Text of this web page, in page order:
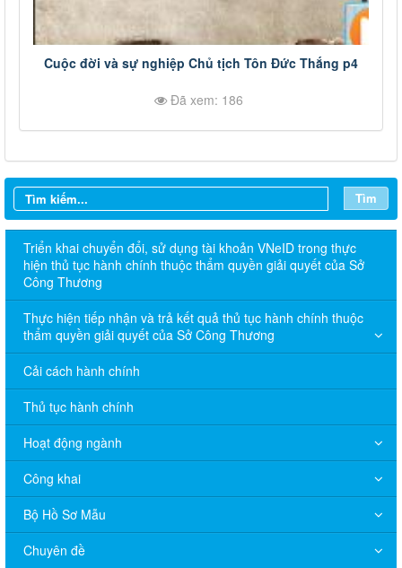
Cuộc đời và sự nghiệp Chủ tịch Tôn Đức Thắng p4
Đã xem: 186
Tìm
Triển khai chuyển đổi, sử dụng tài khoản VNeID trong thực
hiện thủ tục hành chính thuộc thẩm quyền giải quyết của Sở
Công Thương
Thực hiện tiếp nhận và trả kết quả thủ tục hành chính thuộc
thẩm quyền giải quyết của Sở Công Thương
Cải cách hành chính
Thủ tục hành chính
Hoạt động ngành
Công khai
Bộ Hồ Sơ Mẫu
Chuyên đề